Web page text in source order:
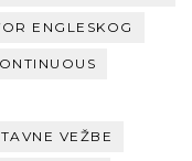
ENGLESKOG
VEŽBE